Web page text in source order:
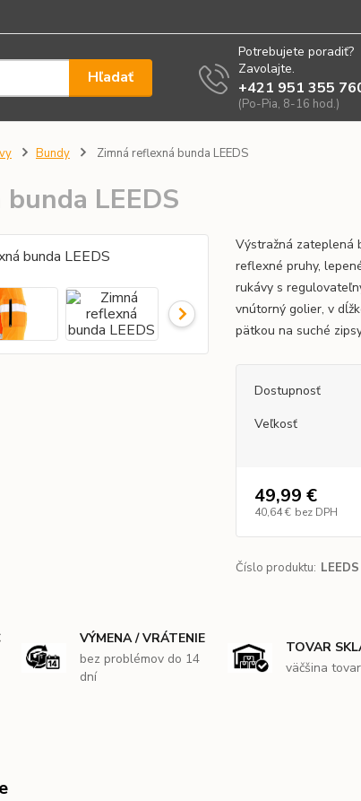
Hľadať
Potrebujete poradiť?
Zavolajte.
+421 951 355
(Po-Pia, 8-16 hod.)
Bundy Zimná reflexná bunda LEEDS
LEEDS
Výstražná zateplená
reflexné pruhy,
rukávy s
vnútorný golier, v
pätkou na suché
Dostupnosť
Veľkosť
49,99 €
40,64 € bez DPH
Číslo produktu: LEEDS
VÝMENA / VRÁTENIE
bez problémov do 14
dní
TOVAR
väčšina